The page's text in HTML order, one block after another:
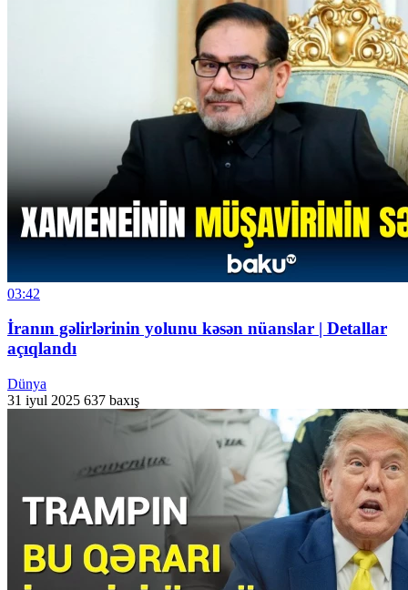
03:42
İranın gəlirlərinin yolunu kəsən nüanslar | Detallar
açıqlandı
Dünya
31 iyul 2025 637 baxış